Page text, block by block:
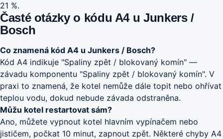
21 %.
Časté otázky o kódu A4 u Junkers /
Bosch
Co znamená kód A4 u Junkers / Bosch?
Kód A4 indikuje "Spaliny zpět / blokovaný komín" —
závadu komponentu "Spaliny zpět / blokovaný komín". V
praxi to znamená, že kotel nemůže dále topit nebo ohřívat
teplou vodu, dokud nebude závada odstraněna.
Můžu kotel restartovat sám?
Ano, můžete vypnout kotel hlavním vypínačem nebo
jističem, počkat 10 minut, zapnout zpět. Některé chyby A4